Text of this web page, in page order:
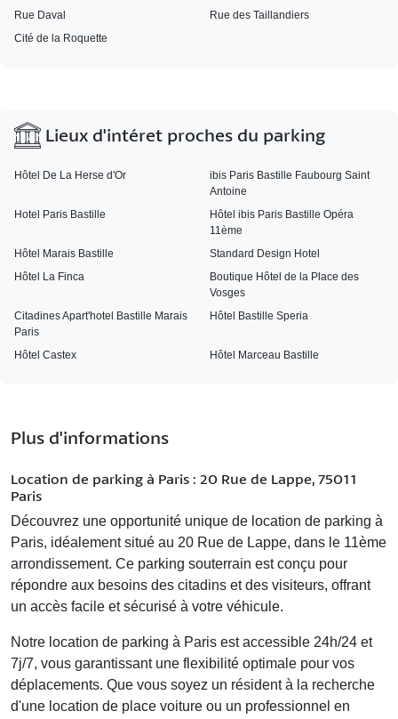
Rue Daval
Rue des Taillandiers
Cité de la Roquette
Lieux d'intéret proches du parking
Hôtel De La Herse d'Or
ibis Paris Bastille Faubourg Saint
Antoine
Hotel Paris Bastille
Hôtel ibis Paris Bastille Opéra
11ème
Hôtel Marais Bastille
Standard Design Hotel
Hôtel La Finca
Boutique Hôtel de la Place des
Vosges
Citadines Apart'hotel Bastille Marais
Paris
Hôtel Bastille Speria
Hôtel Castex Hôtel Marceau Bastille
Plus d'informations
Location de parking à Paris : 20 Rue de Lappe, 75011
Paris
Découvrez une opportunité unique de location de parking à
Paris, idéalement situé au 20 Rue de Lappe, dans le 11ème
arrondissement. Ce parking souterrain est conçu pour
répondre aux besoins des citadins et des visiteurs, offrant
un accès facile et sécurisé à votre véhicule.
Notre location de parking à Paris est accessible 24h/24 et
7j/7, vous garantissant une flexibilité optimale pour vos
déplacements. Que vous soyez un résident à la recherche
d'une location de place voiture ou un professionnel en